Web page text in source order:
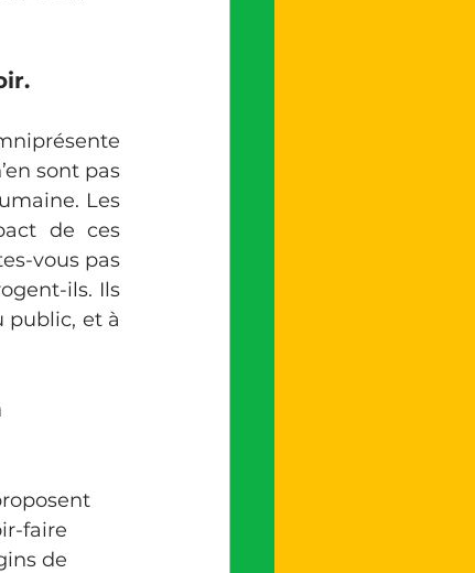
sont pas
Les
de ces
vous pas
ils. Ils
public, et à
faire
de